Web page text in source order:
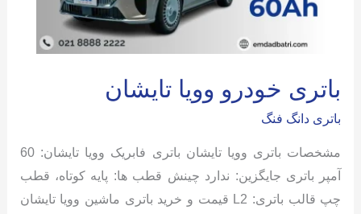
باتری خودرو وویا تایشان
باتری دانگ فنگ
مشخصات باتری وویا تایشان باتری فابریک وویا تایشان: 60
آمپر باتری جایگزین: ندارد چینش قطب ها: پایه کوتاه، قطب
چپ قالب باتری: L2 قیمت و خرید باتری ماشین وویا تایشان